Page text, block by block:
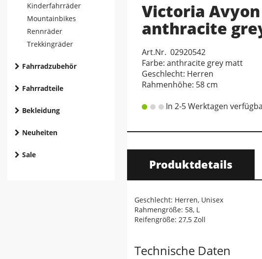
Kinderfahrräder
Mountainbikes
Rennräder
Trekkingräder
Fahrradzubehör
Fahrradteile
Bekleidung
Neuheiten
Sale
Victoria
anthracite
Art.Nr. 02920542
Farbe: anthracite grey matt
Geschlecht: Herren
Rahmenhöhe: 58 cm
In 2-5 Werktagen
Produktdetails
Geschlecht: Herren, Unisex
Rahmengröße: 58, L
Reifengröße: 27,5 Zoll
Technische Daten